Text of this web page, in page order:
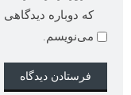
که دوباره دیدگاهی
می‌نویسم.